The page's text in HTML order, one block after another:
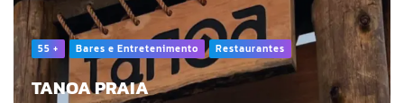
55 + Bares e Entretenimento Restaurantes
TANOA PRAIA